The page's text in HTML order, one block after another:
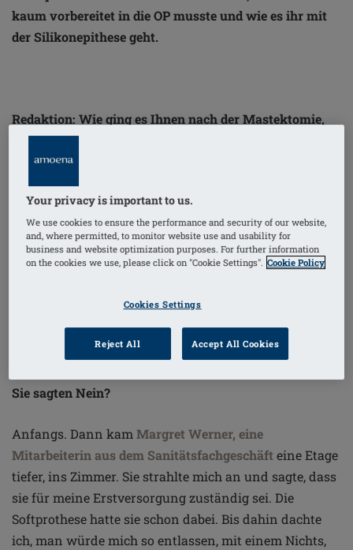
kaum vorbereitet in die OP musste und wie es ihr mit
der Silikonepithese geht.
Redaktion: Wie ging es Ihnen nach der Mastektomie,
also der Brustamputation?
sondern auch psychisch. Als ich noch leicht benebelt
aus der Narkose aufwachte, drückte der
Kompressionsverband, die Lymphdrainage tat weh
und die Brust war weg. Dann kam meine
mir in der Cafeteria einen Kaffee trinken gehen. Sie
meinte es gut, aber ich wollte einfach nur die Decke
über meinen Kopf ziehen.
Sie sagten Nein?
Anfangs. Dann kam Margret Werner, eine
Mitarbeiterin aus dem Sanitätsfachgeschäft eine Etage
tiefer, ins Zimmer. Sie strahlte mich an und sagte, dass
sie für meine Erstversorgung zuständig sei. Die
Softprothese hatte sie schon dabei. Bis dahin dachte
ich, man würde mich so entlassen, mit einem Nichts,
Your privacy is important to us.
We use cookies to ensure the performance and security of our website,
and, where permitted, to monitor website use and usability for
business and website optimization purposes. For further information
on the cookies we use, please click on "Cookie Settings". Cookie Policy
Cookies Settings
Reject All Accept All Cookies